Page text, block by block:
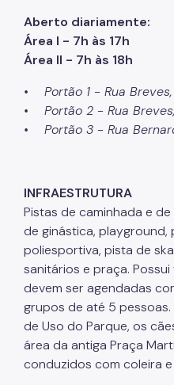
Licenciamento Ambiental
Licenciamento
Heliponto
Estudos Ambientais
Produtos Perigosos
TCA - Termo de
Motogeradores
Fiscalização Ambiental
Aberto diariamente:
Área I - 7h às 17h
Área II - 7h às 18h
• Portão 1 - Rua
• Portão 2 - Rua
• Portão 3 - Rua
INFRAESTRUTURA
Pistas de caminhada e
de ginástica, playground,
poliesportiva, pista de
sanitários e praça.
devem ser agendadas
grupos de até 5
de Uso do Parque, os
área da antiga Praça
conduzidos com coleira e